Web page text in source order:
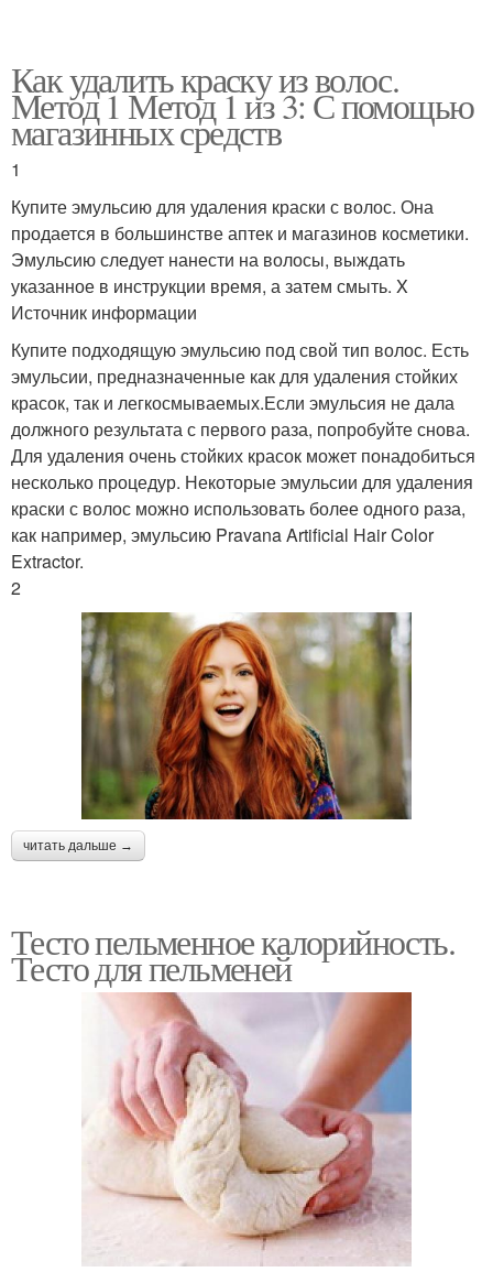
Как удалить краску из волос.
Метод 1 Метод 1 из 3: С помощью
магазинных средств
1
Купите эмульсию для удаления краски с волос. Она
продается в большинстве аптек и магазинов косметики.
Эмульсию следует нанести на волосы, выждать
указанное в инструкции время, а затем смыть. X
Источник информации
Купите подходящую эмульсию под свой тип волос. Есть
эмульсии, предназначенные как для удаления стойких
красок, так и легкосмываемых.Если эмульсия не дала
должного результата с первого раза, попробуйте снова.
Для удаления очень стойких красок может понадобиться
несколько процедур. Некоторые эмульсии для удаления
краски с волос можно использовать более одного раза,
как например, эмульсию Pravana Artificial Hair Color
Extractor.
2
читать дальше →
Тесто пельменное калорийность.
Тесто для пельменей